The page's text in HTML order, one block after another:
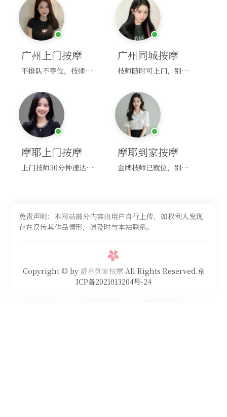
广州上门按摩
不排队不等位，技师直奔你家！
广州同城按摩
技师随时可上门，别啰嗦，赶紧约！
摩耶上门按摩
上门技师30分钟速达，别问，快约！
摩耶到家按摩
金牌技师已就位，别纠结，马上预约！
免责声明：本网站部分内容由用户自行上传，如权利人发现
存在误传其作品情形，请及时与本站联系。
Copyright © by 舒养到家按摩All Rights Reserved.京
ICP备2021013204号-24